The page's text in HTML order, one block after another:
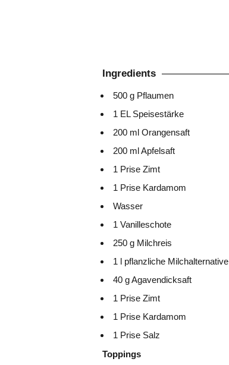
Ingredients
500 g Pflaumen
1 EL Speisestärke
200 ml Orangensaft
200 ml Apfelsaft
1 Prise Zimt
1 Prise Kardamom
Wasser
1 Vanilleschote
250 g Milchreis
1 l pflanzliche Milchalternative
40 g Agavendicksaft
1 Prise Zimt
1 Prise Kardamom
1 Prise Salz
Toppings